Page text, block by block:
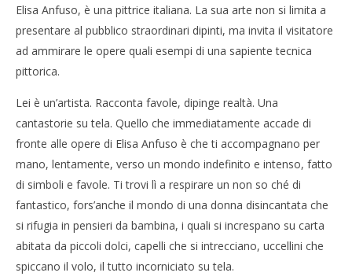
NOW VIEWING
Anfuso
03/08/2016
Elisa Anfuso, è una pittrice italiana. La sua arte non si limita a
presentare al pubblico straordinari dipinti, ma invita il visitatore
ad ammirare le opere quali esempi di una sapiente tecnica
pittorica.
Lei è un’artista. Racconta favole, dipinge realtà. Una
cantastorie su tela. Quello che immediatamente accade di
fronte alle opere di Elisa Anfuso è che ti accompagnano per
mano, lentamente, verso un mondo indefinito e intenso, fatto
di simboli e favole. Ti trovi lì a respirare un non so ché di
fantastico, fors’anche il mondo di una donna disincantata che
si rifugia in pensieri da bambina, i quali si increspano su carta
abitata da piccoli dolci, capelli che si intrecciano, uccellini che
spiccano il volo, il tutto incorniciato su tela.